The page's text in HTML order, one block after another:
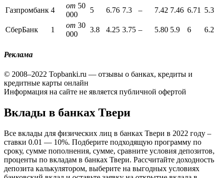
Газпромбанк 4
от 50
000
5 6.76 7.3 – 7.42 7.46 6.71 5.3
СберБанк 1
от 30
000
3.8 4.25 3.75 – 5.80 5.9 6 6.2
Реклама
© 2008–2022 Topbanki.ru — отзывы о банках, кредиты и
кредитные карты онлайн
Информация на сайте не является публичной офертой
Вклады в банках Твери
Все вклады для физических лиц в банках Твери в 2022 году –
ставки 0.01 — 10%. Подберите подходящую программу по
сроку, суммe пополнения, сумме, сравните условия депозитов,
проценты по вкладам в банках Твери. Рассчитайте доходность
депозита калькулятором, выберите на выгодных условиях